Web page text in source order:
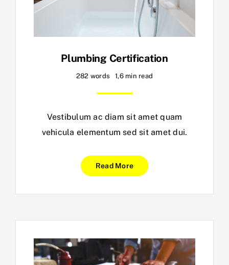
Plumbing Certification
282 words 1,6 min read
Vestibulum ac diam sit amet quam
vehicula elementum sed sit amet dui.
Read More